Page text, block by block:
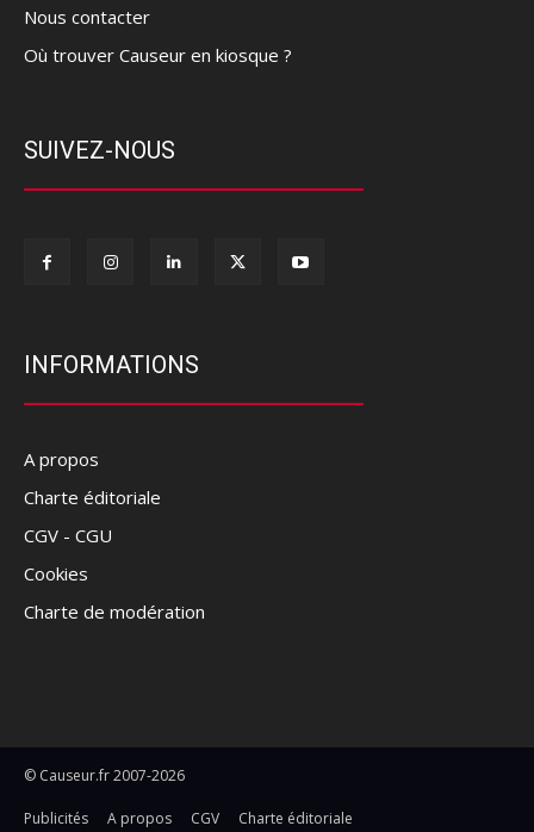
Nous contacter
Où trouver Causeur en kiosque ?
SUIVEZ-NOUS
INFORMATIONS
A propos
Charte éditoriale
CGV - CGU
Cookies
Charte de modération
© Causeur.fr 2007-2026
Publicités A propos CGV Charte éditoriale